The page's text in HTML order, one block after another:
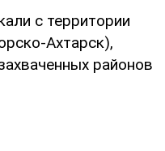
с территории
Ахтарск),
районов